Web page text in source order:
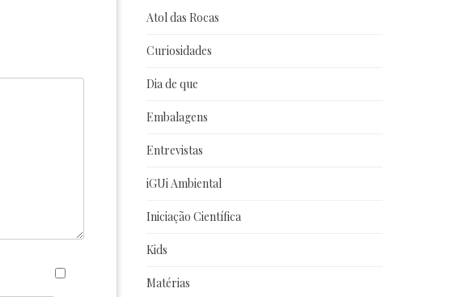
Atol das Rocas
Curiosidades
Dia de que
Embalagens
Entrevistas
iGUi Ambiental
Iniciação Científica
Kids
Matérias